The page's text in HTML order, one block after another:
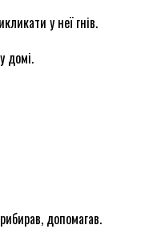
у неї гнів.
домі.
допомагав.